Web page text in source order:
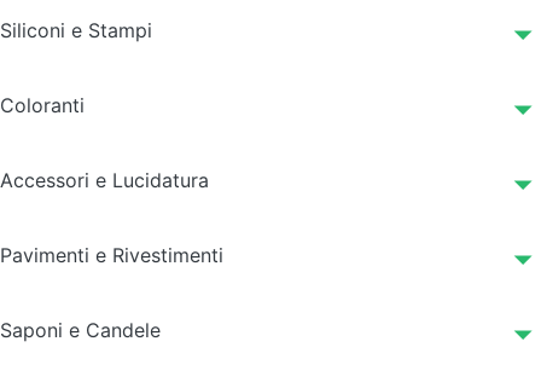
Siliconi e Stampi
Coloranti
Accessori e Lucidatura
Pavimenti e Rivestimenti
Saponi e Candele